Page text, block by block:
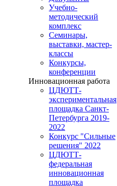
Учебно-
методический
комплекс
Семинары,
выставки, мастер-
классы
Конкурсы,
конференции
Инновационная работа
ЦДЮТТ-
экспериментальная
площадка Санкт-
Петербурга 2019-
2022
Конкурс "Сильные
решения" 2022
ЦДЮТТ-
федеральная
инновационная
площадка